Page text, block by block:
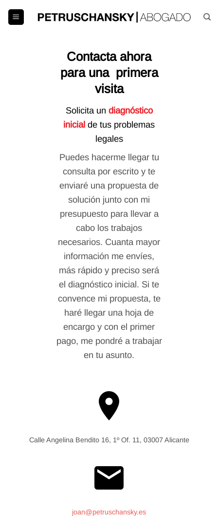
Contacta ahora
para una primera
visita
Solicita un diagnóstico
inicial de tus problemas
legales
Puedes hacerme llegar tu
consulta por escrito y te
enviaré una propuesta de
solución junto con mi
presupuesto para llevar a
cabo los trabajos
necesarios. Cuanta mayor
información me envíes,
más rápido y preciso será
el diagnóstico inicial. Si te
convence mi propuesta, te
haré llegar una hoja de
encargo y con el primer
pago, me pondré a trabajar
en tu asunto.
place
Calle Angelina Bendito 16, 1º Of. 11, 03007 Alicante
mail
joan@petruschansky.es